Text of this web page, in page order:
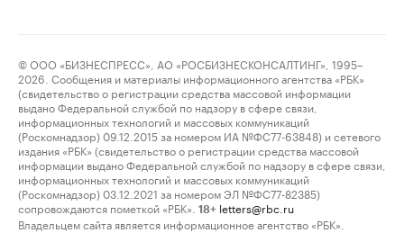
© ООО «БИЗНЕСПРЕСС», АО «РОСБИЗНЕСКОНСАЛТИНГ», 1995–
2026. Сообщения и материалы информационного агентства «РБК»
(свидетельство о регистрации средства массовой информации
выдано Федеральной службой по надзору в сфере связи,
информационных технологий и массовых коммуникаций
(Роскомнадзор) 09.12.2015 за номером ИА №ФС77-63848) и сетевого
издания «РБК» (свидетельство о регистрации средства массовой
информации выдано Федеральной службой по надзору в сфере связи,
информационных технологий и массовых коммуникаций
(Роскомнадзор) 03.12.2021 за номером ЭЛ №ФС77-82385)
сопровождаются пометкой «РБК».
18+ letters@rbc.ru
Владельцем сайта является информационное агентство «РБК».